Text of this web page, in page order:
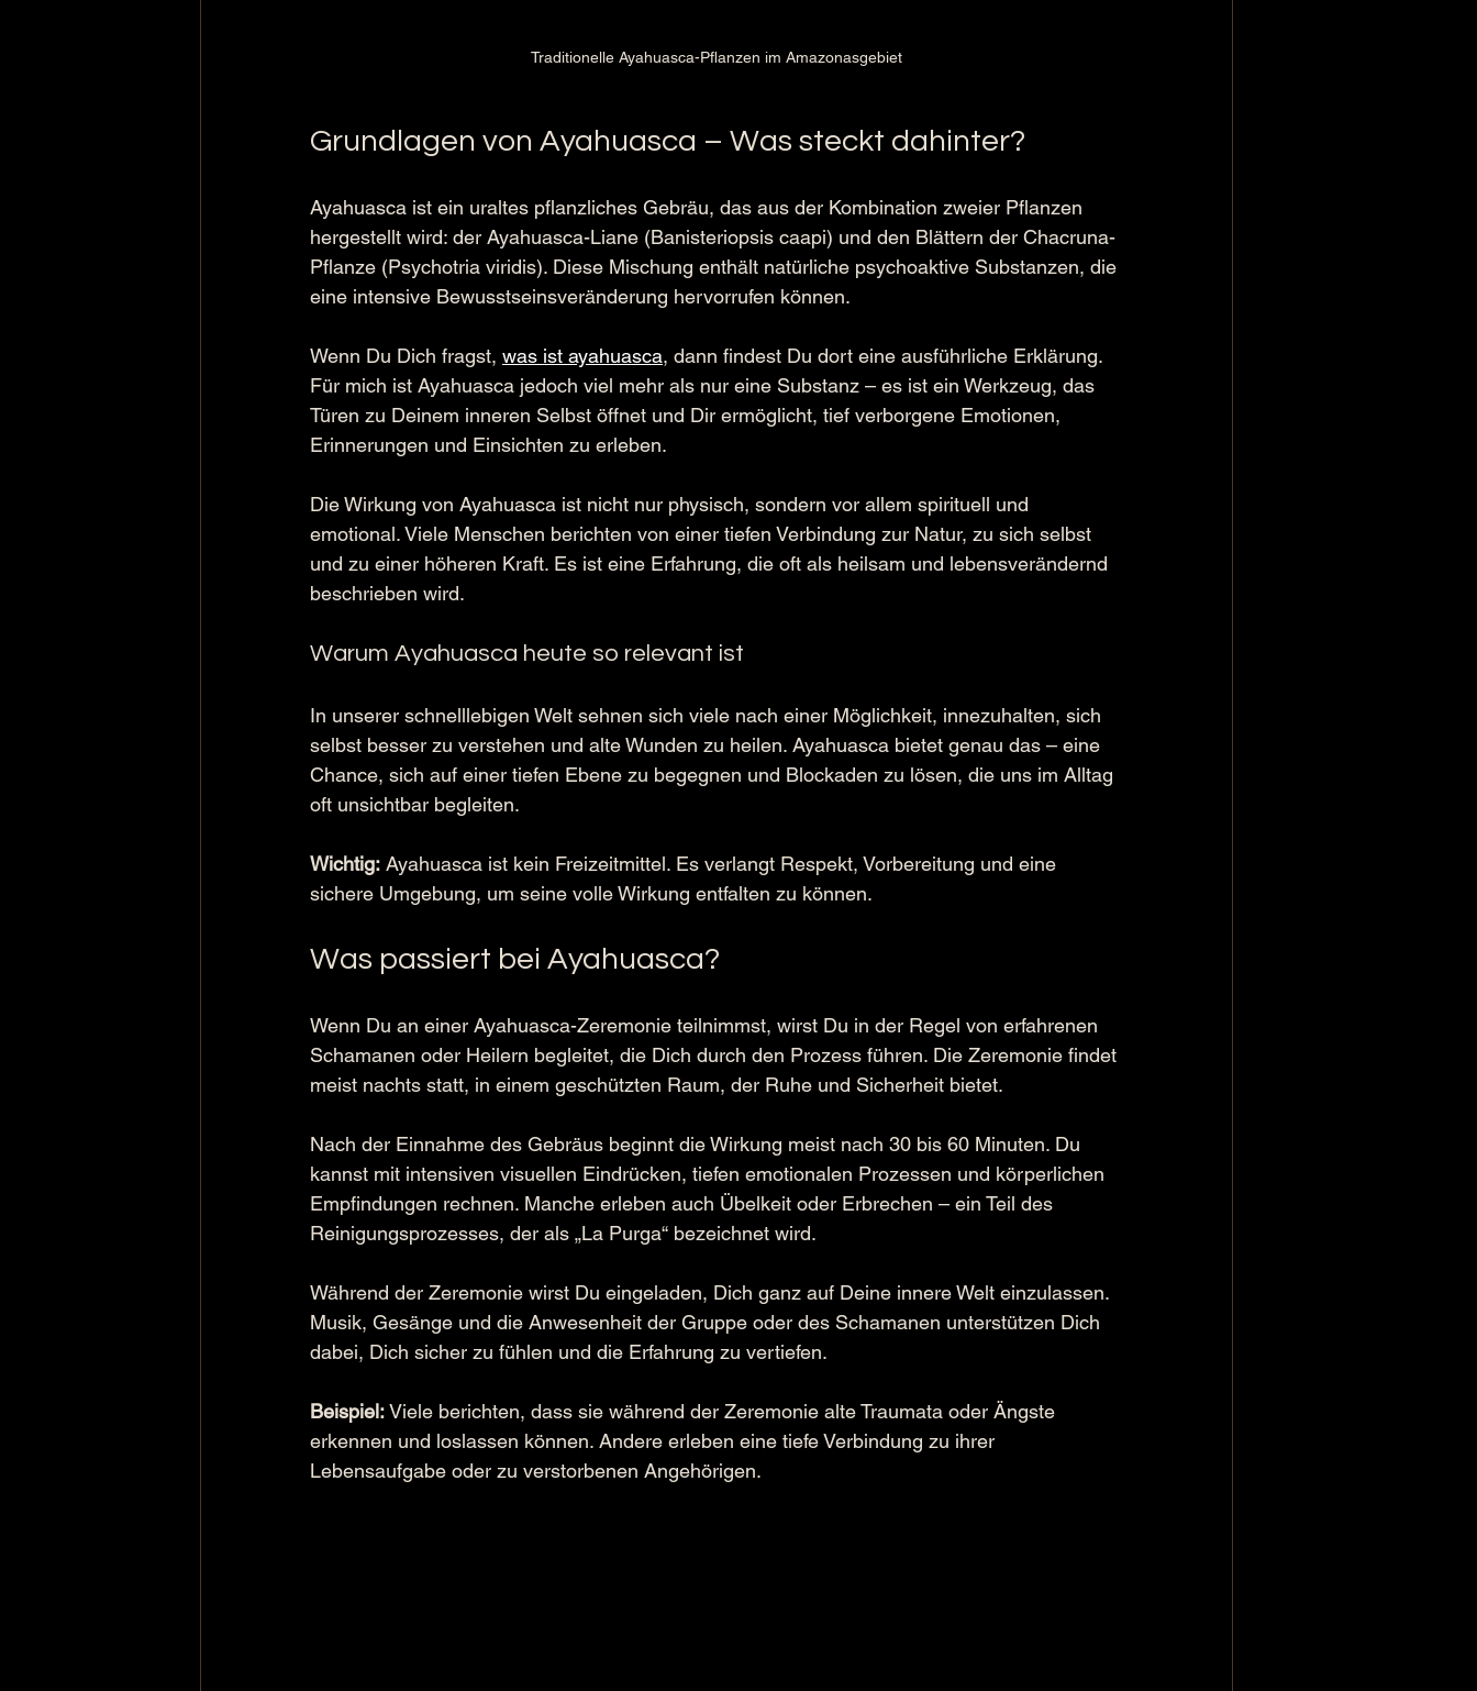
Traditionelle Ayahuasca-Pflanzen im Amazonasgebiet
Grundlagen von Ayahuasca – Was steckt dahinter?
Ayahuasca ist ein uraltes pflanzliches Gebräu, das aus der Kombination zweier Pflanzen
hergestellt wird: der Ayahuasca-Liane (Banisteriopsis caapi) und den Blättern der Chacruna-
Pflanze (Psychotria viridis). Diese Mischung enthält natürliche psychoaktive Substanzen, die
eine intensive Bewusstseinsveränderung hervorrufen können.
Wenn Du Dich fragst, was ist ayahuasca, dann findest Du dort eine ausführliche Erklärung.
Für mich ist Ayahuasca jedoch viel mehr als nur eine Substanz – es ist ein Werkzeug, das
Türen zu Deinem inneren Selbst öffnet und Dir ermöglicht, tief verborgene Emotionen,
Erinnerungen und Einsichten zu erleben.
Die Wirkung von Ayahuasca ist nicht nur physisch, sondern vor allem spirituell und
emotional. Viele Menschen berichten von einer tiefen Verbindung zur Natur, zu sich selbst
und zu einer höheren Kraft. Es ist eine Erfahrung, die oft als heilsam und lebensverändernd
beschrieben wird.
Warum Ayahuasca heute so relevant ist
In unserer schnelllebigen Welt sehnen sich viele nach einer Möglichkeit, innezuhalten, sich
selbst besser zu verstehen und alte Wunden zu heilen. Ayahuasca bietet genau das – eine
Chance, sich auf einer tiefen Ebene zu begegnen und Blockaden zu lösen, die uns im Alltag
oft unsichtbar begleiten.
Wichtig: Ayahuasca ist kein Freizeitmittel. Es verlangt Respekt, Vorbereitung und eine
sichere Umgebung, um seine volle Wirkung entfalten zu können.
Was passiert bei Ayahuasca?
Wenn Du an einer Ayahuasca-Zeremonie teilnimmst, wirst Du in der Regel von erfahrenen
Schamanen oder Heilern begleitet, die Dich durch den Prozess führen. Die Zeremonie findet
meist nachts statt, in einem geschützten Raum, der Ruhe und Sicherheit bietet.
Nach der Einnahme des Gebräus beginnt die Wirkung meist nach 30 bis 60 Minuten. Du
kannst mit intensiven visuellen Eindrücken, tiefen emotionalen Prozessen und körperlichen
Empfindungen rechnen. Manche erleben auch Übelkeit oder Erbrechen – ein Teil des
Reinigungsprozesses, der als „La Purga“ bezeichnet wird.
Während der Zeremonie wirst Du eingeladen, Dich ganz auf Deine innere Welt einzulassen.
Musik, Gesänge und die Anwesenheit der Gruppe oder des Schamanen unterstützen Dich
dabei, Dich sicher zu fühlen und die Erfahrung zu vertiefen.
Beispiel: Viele berichten, dass sie während der Zeremonie alte Traumata oder Ängste
erkennen und loslassen können. Andere erleben eine tiefe Verbindung zu ihrer
Lebensaufgabe oder zu verstorbenen Angehörigen.